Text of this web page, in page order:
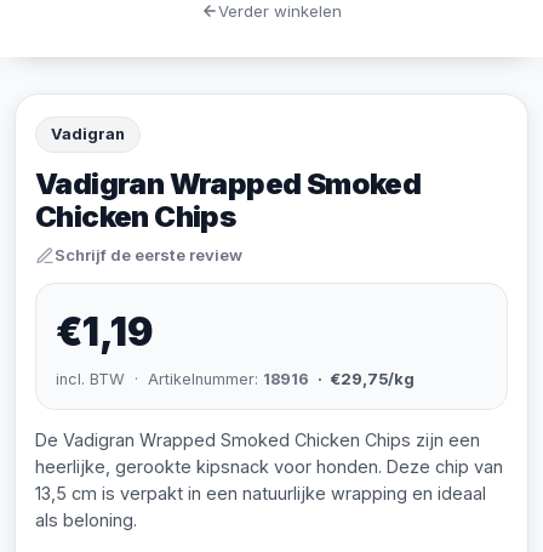
Vadigran
Vadigran Wrapped Smoked
Chicken Chips
Schrijf de eerste review
€1,19
incl. BTW · Artikelnummer: 18916 · €29,75/kg
De Vadigran Wrapped Smoked Chicken Chips zijn een
heerlijke, gerookte kipsnack voor honden. Deze chip van
13,5 cm is verpakt in een natuurlijke wrapping en ideaal
als beloning.
Verder winkelen